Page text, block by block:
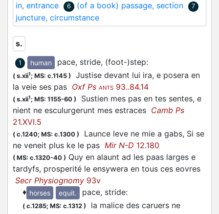
in, entrance
6 (of a book) passage, section 7
juncture, circumstance
s.
1 human pace, stride, (foot-)step:
( s.xii1; MS: c.1145 )
Justise devant lui ira, e posera en
la veie ses pas Oxf Ps ANTS 93..84.14
( s.xii1; MS: 1155-60 )
Sustien mes pas en tes sentes, e
nient ne esculurgerunt mes estraces Camb Ps
21.XVI.5
( c.1240; MS: c.1300 )
Launce leve ne mie a gabs, Si se
ne veneit plus ke le pas Mir N-D 12.180
( MS: c.1320-40 ) Quy en alaunt ad les paas larges e
tardyfs, prosperité le ensywera en tous ces eovres
Secr Physiognomy 93v
♦ horses equit. pace, stride:
( c.1285; MS: c.1312 )
la malice des caruers ne